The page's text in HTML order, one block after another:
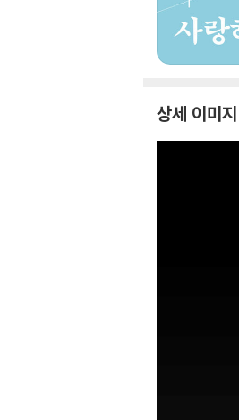
상세 이미지